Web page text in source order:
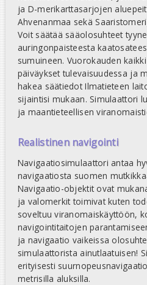
ja D-merikarttasarjojen
Ahvenanmaa sekä
Voit säätää sääolosuhteet
auringonpaisteesta
sumuineen. Vuorokauden
päiväykset tulevaisuudessa ja
hakea säätiedot Ilmatieteen
sijaintisi mukaan. Simulaattori
ja maantieteellisen
Realistinen navigointi
Navigaatiosimulaattori antaa
navigaatiosta suomen
Navigaatio-objektit ovat
ja valomerkit toimivat kuten
soveltuu viranomaiskäyttöön,
navigointitaitojen
ja navigaatio vaikeissa
simulaattorista ainutlaatuisen!
erityisesti
metrisilla aluksilla.